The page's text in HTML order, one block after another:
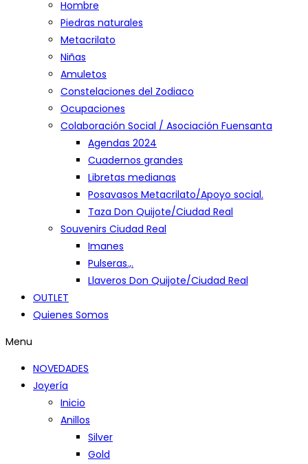
Hombre
Piedras naturales
Metacrilato
Niñas
Amuletos
Constelaciones del Zodiaco
Ocupaciones
Colaboración Social / Asociación Fuensanta
Agendas 2024
Cuadernos grandes
Libretas medianas
Posavasos Metacrilato/Apoyo social.
Taza Don Quijote/Ciudad Real
Souvenirs Ciudad Real
Imanes
Pulseras.,.
Llaveros Don Quijote/Ciudad Real
OUTLET
Quienes Somos
Menu
NOVEDADES
Joyería
Inicio
Anillos
Silver
Gold